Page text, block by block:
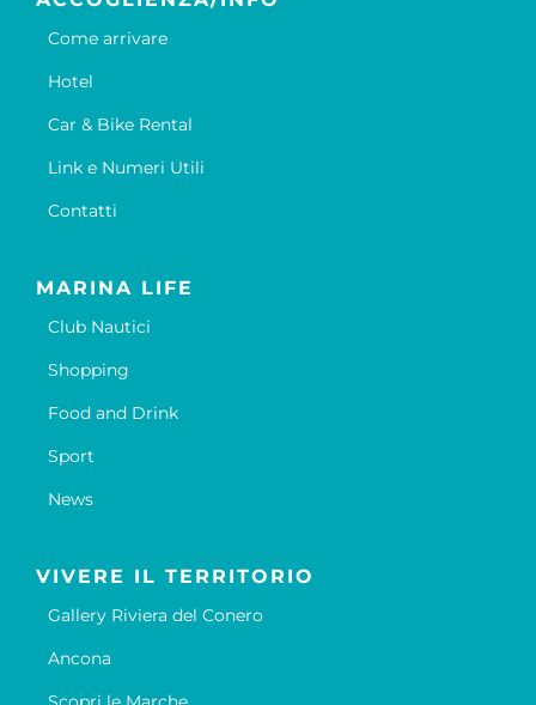
Come arrivare
Hotel
Car & Bike Rental
Link e Numeri Utili
Contatti
MARINA LIFE
Club Nautici
Shopping
Food and Drink
Sport
News
VIVERE IL TERRITORIO
Gallery Riviera del Conero
Ancona